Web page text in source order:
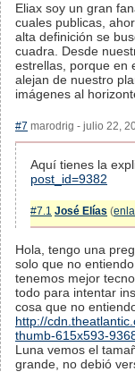
Eliax soy un gran
cuales publicas,
alta definición se
cuadra. Desde
estrellas, porque en
alejan de nuestro
imágenes al
#7 marodrig - julio 22,
Aquí tienes la
post_id=9382
#7.1 José Elías (
Hola, tengo una
solo que no
tenemos mejor
todo para intentar
cosa que no
http://
thumb-615x593-
Luna vemos el
grande, no debió